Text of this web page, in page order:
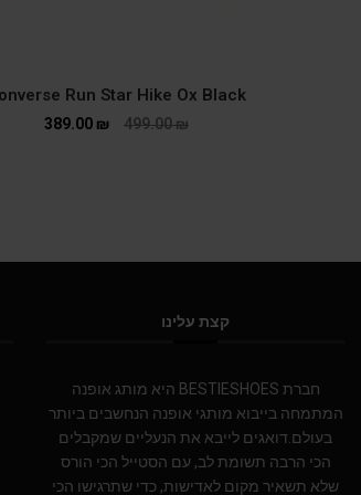
Run Star Hike Ox Black
499.00₪
389.00 ₪
קצת עלינו
חברת BESTIESHOES היא מותג אופנה
המתמחה בייבוא מותגי אופנה הנחשבים ביותר
בעולם.דואגים לייבא את הנעליים שמקבלים
הכי הרבה תשומת לב, עם הסטייל הכי הורס
שלא תשאיר מקום לאדישות, כדי שתרגישו הכי